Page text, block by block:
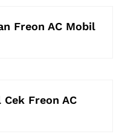
Freon AC Mobil
Freon AC